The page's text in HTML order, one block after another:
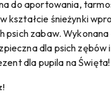
do aportowania,
kształcie śnieżynki
psich zabaw. Wykonana
dla psich zębów
dla pupila na Święta!